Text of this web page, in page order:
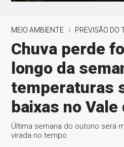
MEIO AMBIENTE PREVISÃO DO
Chuva perde
longo da
temperaturas
baixas no
Última semana do outono será
virada no tempo